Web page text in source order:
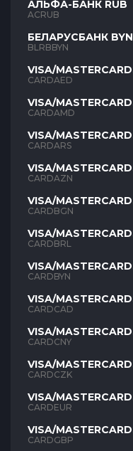
АЛЬФА-БАНК RUB
ACRUB
БЕЛАРУСБАНК BYN
BLRBBYN
VISA/MASTERCARD
AED
CARDAED
VISA/MASTERCARD
AMD
CARDAMD
VISA/MASTERCARD
ARS
CARDARS
VISA/MASTERCARD
AZN
CARDAZN
VISA/MASTERCARD
BGN
CARDBGN
VISA/MASTERCARD
BRL
CARDBRL
VISA/MASTERCARD
BYN
CARDBYN
VISA/MASTERCARD
CAD
CARDCAD
VISA/MASTERCARD
CNY
CARDCNY
VISA/MASTERCARD
CZK
CARDCZK
VISA/MASTERCARD
EUR
CARDEUR
VISA/MASTERCARD
GBP
CARDGBP